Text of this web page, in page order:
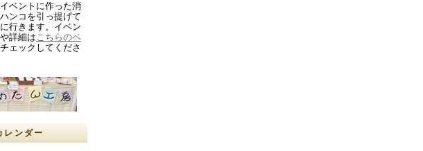
ベントに作った消
ンコを引っ提げて
行きます。イベン
詳細はこちらのペ
チェックしてくださ
レンダー